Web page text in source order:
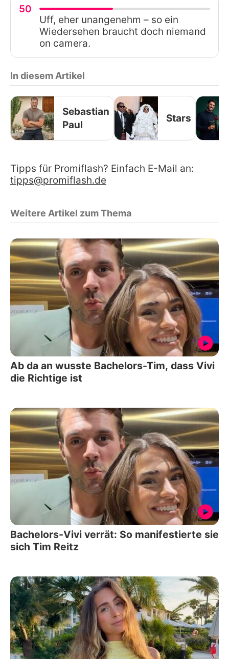
50
Uff, eher unangenehm – so ein
Wiedersehen braucht doch niemand
on camera.
In diesem Artikel
Sebastian
Paul
Stars
Tipps für Promiflash? Einfach E-Mail an:
tipps@promiflash.de
Weitere Artikel zum Thema
Ab da an wusste Bachelors-Tim, dass Vivi
die Richtige ist
Bachelors-Vivi verrät: So manifestierte sie
sich Tim Reitz